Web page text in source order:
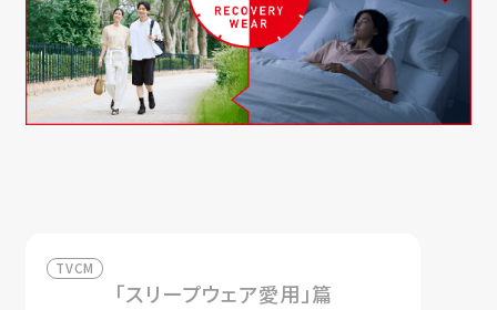
TVCM
「スリープウェア愛用」篇